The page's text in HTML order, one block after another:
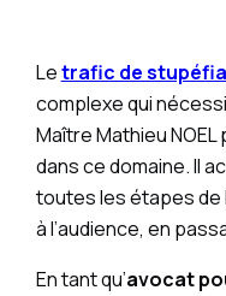
Letrafic de
complexe qui
Maître Mathieu
dans ce domaine. Il
toutes les étapes de
à l’audience, en
En tant qu’avocat